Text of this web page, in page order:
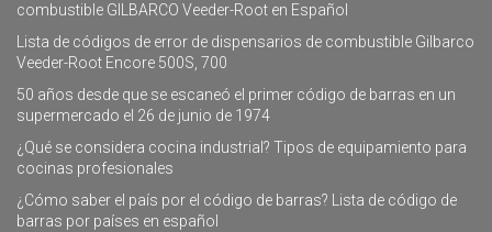
combustible GILBARCO Veeder-Root en Español
Lista de códigos de error de dispensarios de combustible Gilbarco
Veeder-Root Encore 500S, 700
50 años desde que se escaneó el primer código de barras en un
supermercado el 26 de junio de 1974
¿Qué se considera cocina industrial? Tipos de equipamiento para
cocinas profesionales
¿Cómo saber el país por el código de barras? Lista de código de
barras por países en español